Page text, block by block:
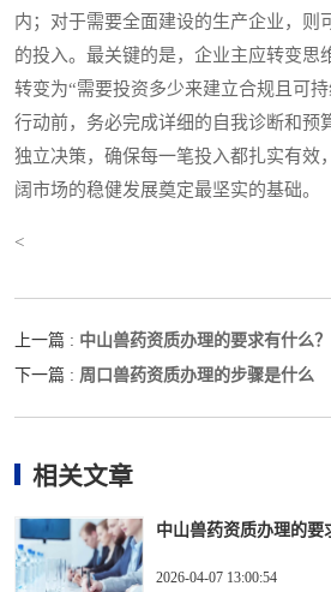
内；对于需要全面建设的生产企业，则
的投入。最关键的是，企业主应转变思
转变为“需要投资多少来建立合规且可
行动前，务必完成详细的自我诊断和预
独立决策，确保每一笔投入都扎实有效
阔市场的稳健发展奠定最坚实的基础。
<
上一篇 : 中山兽药资质办理的要求有什么？
下一篇 : 周口兽药资质办理的步骤是什么
相关文章
中山兽药资质办理的要
2026-04-07 13:00:54